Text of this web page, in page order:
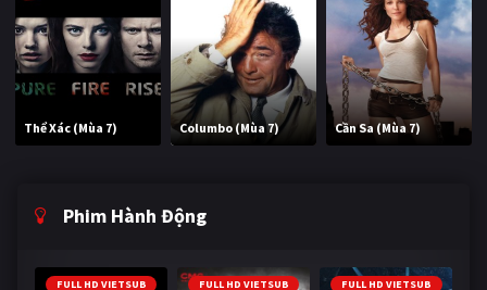
Thể Xác (Mùa 7) Columbo (Mùa 7) Cần Sa (Mùa 7)
Phim Hành Động
FULL HD VIETSUB FULL HD VIETSUB FULL HD VIETSUB